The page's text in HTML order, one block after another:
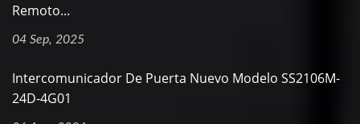
Remoto...
04 Sep, 2025
Intercomunicador De Puerta Nuevo Modelo SS2106M-
24D-4G01